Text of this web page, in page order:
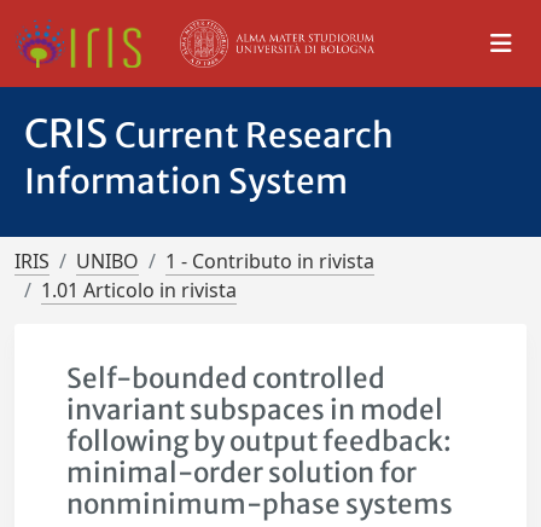
CRIS Current Research
Information System
IRIS UNIBO
1 - Contributo in rivista
1.01 Articolo in rivista
Self-bounded controlled
invariant subspaces in model
following by output feedback:
minimal-order solution for
nonminimum-phase systems